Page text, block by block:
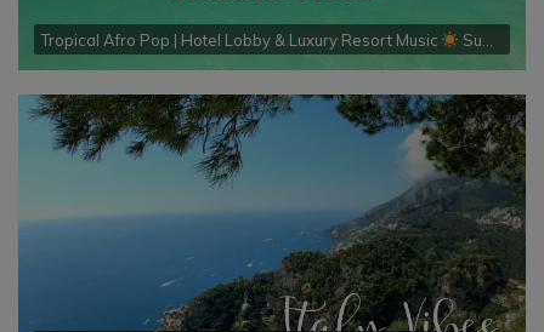
Tropical Afro Pop | Hotel Lobby & Luxury Resort Music Summer Ocean Vibes